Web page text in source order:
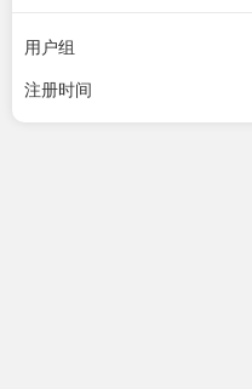
用户组
注册时间